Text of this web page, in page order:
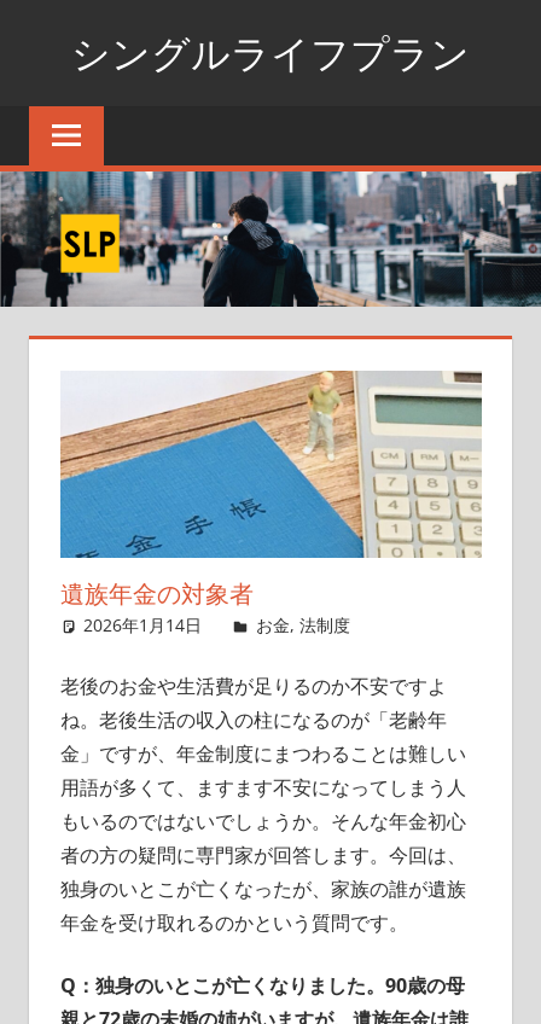
へ
ス
キ
ッ
シングルライフプラン
独
活
た
め
遺族年金の対象者
2026年1月14日 singlelife65
お金, 法制度
老後のお金や生活費が足りるのか不安ですよ
ね。老後生活の収入の柱になるのが「老齢年
金」ですが、年金制度にまつわることは難しい
用語が多くて、ますます不安になってしまう人
もいるのではないでしょうか。そんな年金初心
者の方の疑問に専門家が回答します。今回は、
独身のいとこが亡くなったが、家族の誰が遺族
年金を受け取れるのかという質問です。
Q：独身のいとこが亡くなりました。90歳の母